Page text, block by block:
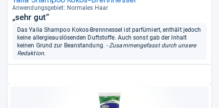
Anwen­dungs­ge­biet: Nor­ma­les Haar
„sehr gut“
Das Yalia Shampoo Kokos-Brennnessel ist parfümiert, enthält jedoch
keine allergieauslösenden Duftstoffe. Auch sonst gab der Inhalt
keinen Grund zur Beanstandung. - Zusammengefasst durch unsere
Redaktion.